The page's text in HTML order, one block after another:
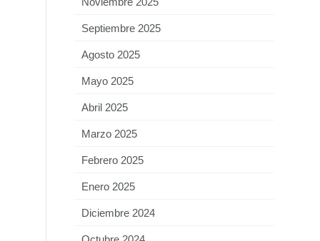
Septiembre 2025
Agosto 2025
Mayo 2025
Abril 2025
Marzo 2025
Febrero 2025
Enero 2025
Diciembre 2024